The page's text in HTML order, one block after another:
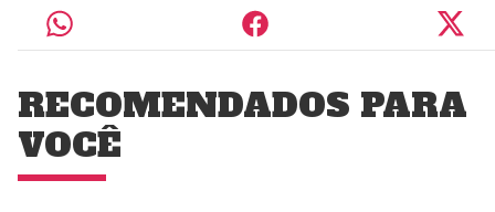
RECOMENDADOS PARA
VOCÊ